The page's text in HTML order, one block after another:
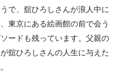
で、舘ひろしさんが浪人中に
東京にある絵画館の前で会う
ードも残っています。父親の
舘ひろしさんの人生に与えた